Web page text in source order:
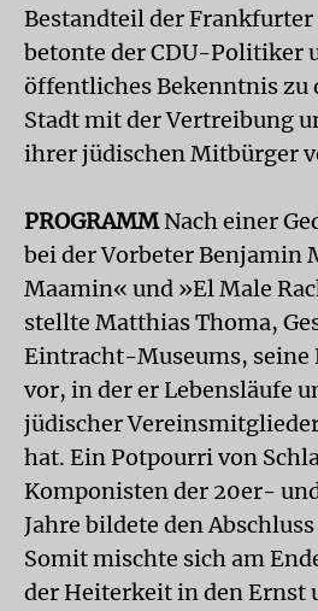
Bestandteil der
betonte der CDU-Politiker
öffentliches Bekenntnis zu
Stadt mit der Vertreibung
ihrer jüdischen Mitbürger
PROGRAMMNach einer
bei der Vorbeter Benjamin
Maamin« und »El Male
stellte Matthias Thoma,
Eintracht-Museums,
vor, in der er Lebensläufe
jüdischer
hat. Ein Potpourri von
Komponisten der 20er-
Jahre bildete den
Somit mischte sich am
der Heiterkeit in den Ernst